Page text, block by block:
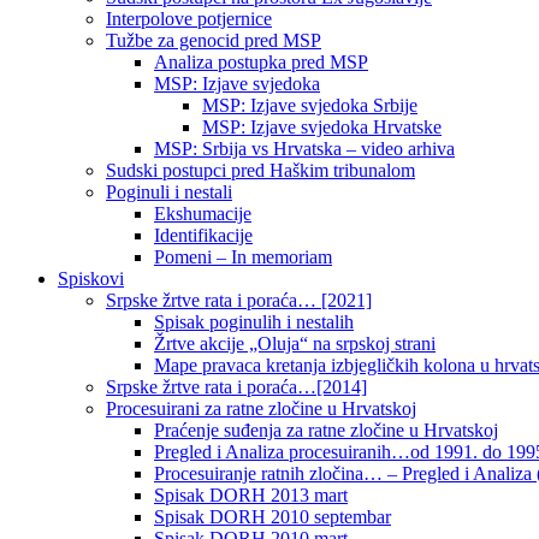
Interpolove potjernice
Tužbe za genocid pred MSP
Analiza postupka pred MSP
MSP: Izjave svjedoka
MSP: Izjave svjedoka Srbije
MSP: Izjave svjedoka Hrvatske
MSP: Srbija vs Hrvatska – video arhiva
Sudski postupci pred Haškim tribunalom
Poginuli i nestali
Ekshumacije
Identifikacije
Pomeni – In memoriam
Spiskovi
Srpske žrtve rata i poraća… [2021]
Spisak poginulih i nestalih
Žrtve akcije „Oluja“ na srpskoj strani
Mape pravaca kretanja izbjegličkih kolona u
Srpske žrtve rata i poraća…[2014]
Procesuirani za ratne zločine u Hrvatskoj
Praćenje suđenja za ratne zločine u Hrvatskoj
Pregled i Analiza procesuiranih…od 1991. do
Procesuiranje ratnih zločina… – Pregled i Analiza
Spisak DORH 2013 mart
Spisak DORH 2010 septembar